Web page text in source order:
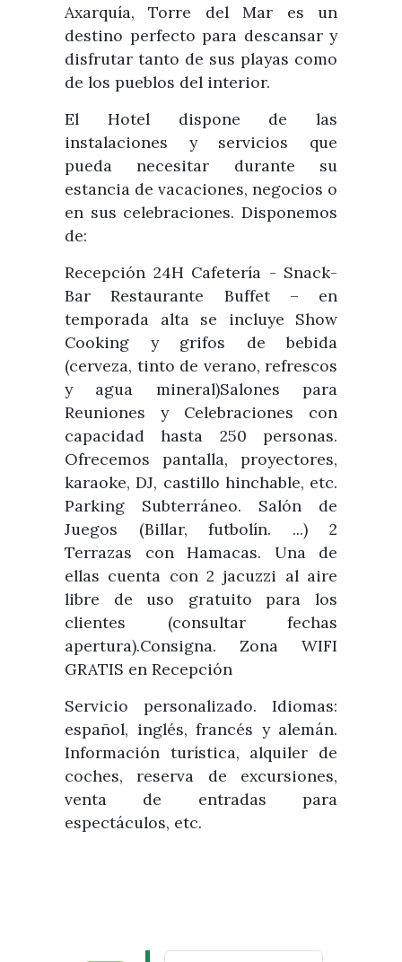
Axarquía, Torre del Mar es un
destino perfecto para descansar y
disfrutar tanto de sus playas como
de los pueblos del interior.
El Hotel dispone de las
instalaciones y servicios que
pueda necesitar durante su
estancia de vacaciones, negocios o
en sus celebraciones. Disponemos
de:
Recepción 24H Cafetería - Snack-
Bar Restaurante Buffet – en
temporada alta se incluye Show
Cooking y grifos de bebida
(cerveza, tinto de verano, refrescos
y agua mineral)Salones para
Reuniones y Celebraciones con
capacidad hasta 250 personas.
Ofrecemos pantalla, proyectores,
karaoke, DJ, castillo hinchable, etc.
Parking Subterráneo. Salón de
Juegos (Billar, futbolín. ...) 2
Terrazas con Hamacas. Una de
ellas cuenta con 2 jacuzzi al aire
libre de uso gratuito para los
clientes (consultar fechas
apertura).Consigna. Zona WIFI
GRATIS en Recepción
Servicio personalizado. Idiomas:
español, inglés, francés y alemán.
Información turística, alquiler de
coches, reserva de excursiones,
venta de entradas para
espectáculos, etc.